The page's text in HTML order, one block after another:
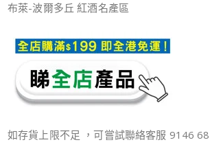
布萊-波爾多丘 紅酒名產區
如存貨上限不足 ，可嘗試聯絡客服 9146